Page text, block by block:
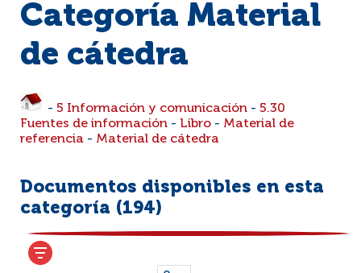
Categoría Material
de cátedra
- 5 Información y comunicación - 5.30
Fuentes de información - Libro - Material de
referencia - Material de cátedra
Documentos disponibles en esta
categoría (194)